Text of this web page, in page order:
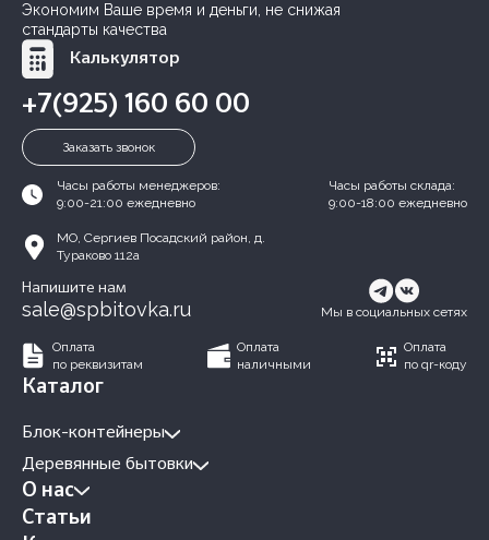
Экономим Ваше время и деньги, не снижая
стандарты качества
Калькулятор
Каталог
Блок-контейнеры
Деревянные бытовки
О нас
Статьи
+7(925) 160 60 00
Заказать звонок
Часы работы менеджеров:
9:00-21:00 ежедневно
Часы работы склада:
9:00-18:00 ежедневно
МО, Сергиев Посадский район, д.
Тураково 112а
Напишите нам
sale@spbitovka.ru Мы в социальных сетях
Оплата
по реквизитам
Оплата
наличными
Оплата
по qr-коду